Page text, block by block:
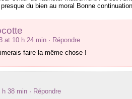
du bien au moral Bonne
at 10 h 24 min · Répondre
faire la même chose !
h 38 min · Répondre